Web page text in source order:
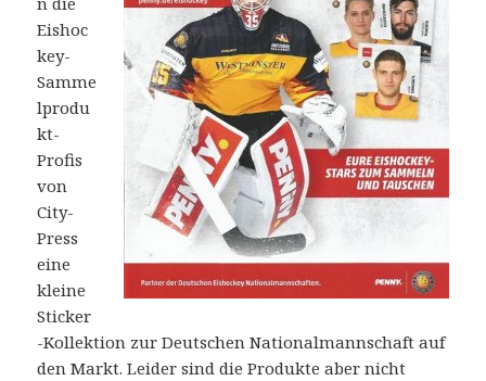
Eishoc
key-
Samme
lprodu
kt-
Profis
von
City-
Press
eine
kleine
Sticker
-Kollektion zur Deutschen Nationalmannschaft auf
den Markt. Leider sind die Produkte aber nicht